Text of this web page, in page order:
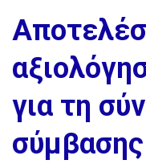
για τη